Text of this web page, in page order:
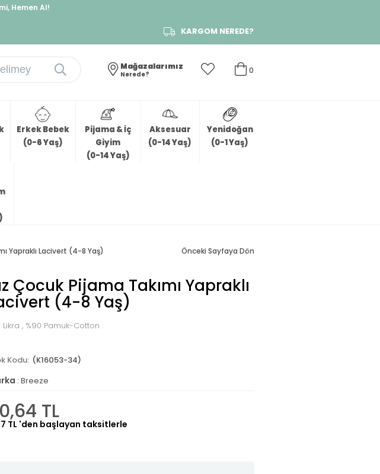
Hemen Al!
KARGOM NEREDE?
0
Mağazalarımız
Nerede?
Erkek Bebek
(0-6 Yaş)
Pijama & İç
Giyim
(0-14 Yaş)
Aksesuar
(0-14 Yaş)
Yenidoğan
(0-1 Yaş)
Yapraklı Lacivert (4-8 Yaş) Önceki Sayfaya Dön
Çocuk Pijama Takımı Yapraklı
(4-8 Yaş)
Likra , %90 Pamuk-Cotton
(K16053-34)
: Breeze
TL
TL 'den başlayan taksitlerle